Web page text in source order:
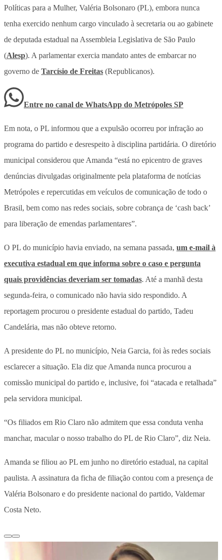
Políticas para a Mulher, Valéria Bolsonaro (PL), embora nunca
tenha exercido nenhum cargo vinculado à secretaria ou ao gabinete
de deputada estadual na Assembleia Legislativa de São Paulo
(Alesp). A parlamentar exercia mandato antes de embarcar no
governo de Tarcísio de Freitas (Republicanos).
Entre no canal de WhatsApp do Metrópoles SP
Em nota, o PL informou que a expulsão ocorreu por infração ao
programa do partido e desrespeito à disciplina partidária. O diretório
municipal considerou que Amanda “está no epicentro de graves
denúncias divulgadas originalmente pela plataforma de notícias
Metrópoles e repercutidas em veículos de comunicação de todo o
Brasil, bem como nas redes sociais, sobre cobrança de ‘cash back’
para liberação de emendas parlamentares”.
O PL do município havia enviado, na semana passada, um e-mail à
executiva estadual em que informa sobre o caso e pergunta
quais providências deveriam ser tomadas. Até a manhã desta
segunda-feira, o comunicado não havia sido respondido. A
reportagem procurou o presidente estadual do partido, Tadeu
Candelária, mas não obteve retorno.
A presidente do PL no município, Neia Garcia, foi às redes sociais
esclarecer a situação. Ela diz que Amanda nunca procurou a
comissão municipal do partido e, inclusive, foi “atacada e retalhada”
pela servidora municipal.
“Os filiados em Rio Claro não admitem que essa conduta venha
manchar, macular o nosso trabalho do PL de Rio Claro”, diz Neia.
Amanda se filiou ao PL em junho no diretório estadual, na capital
paulista. A assinatura da ficha de filiação contou com a presença de
Valéria Bolsonaro e do presidente nacional do partido, Valdemar
Costa Neto.